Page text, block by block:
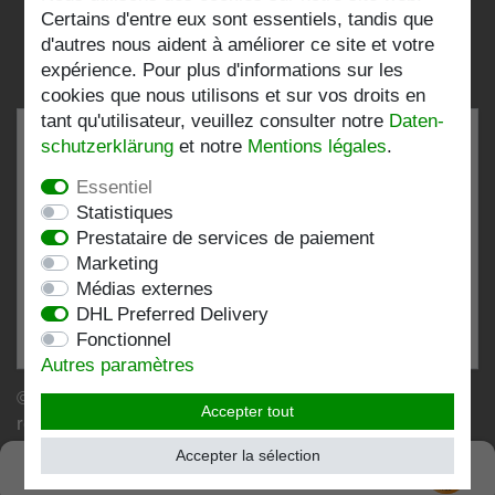
de 197 Évaluations
chez:shopvote.de, Amazon
Voir le profil d'évaluation sur SHOPVOTE.DE
Informations sur l'authenticité des évaluations des clients
© Copyright 2026 | Stockshop.de GmbH. Tous droits
réservés.
Certains d'entre eux sont essentiels, tandis que
d'autres nous aident à améliorer ce site et votre
expérience. Pour plus d'informations sur les
cookies que nous utilisons et sur vos droits en
tant qu'utilisateur, veuillez consulter notre Daten­
schutz­erklärung et notre Mentions légales.
Essentiel
Statistiques
Prestataire de services de paiement
Marketing
Médias externes
DHL Preferred Delivery
Fonctionnel
Autres paramètres
Accepter tout
Accepter la sélection
SEHR GUT